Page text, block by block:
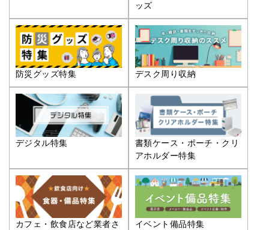
ッズ
防災グッズ特集 デスク周り収納
デジタル特集
書類ケース・ポーチ・クリ
アホルダー特集
カフェ・飲食店など業者さ
イベント備品特集